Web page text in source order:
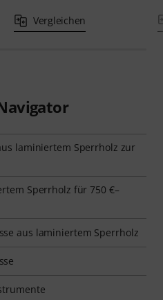
Vergleichen
laminiertem Sperrholz zur
Sperrholz für 750 €–
aus laminiertem Sperrholz